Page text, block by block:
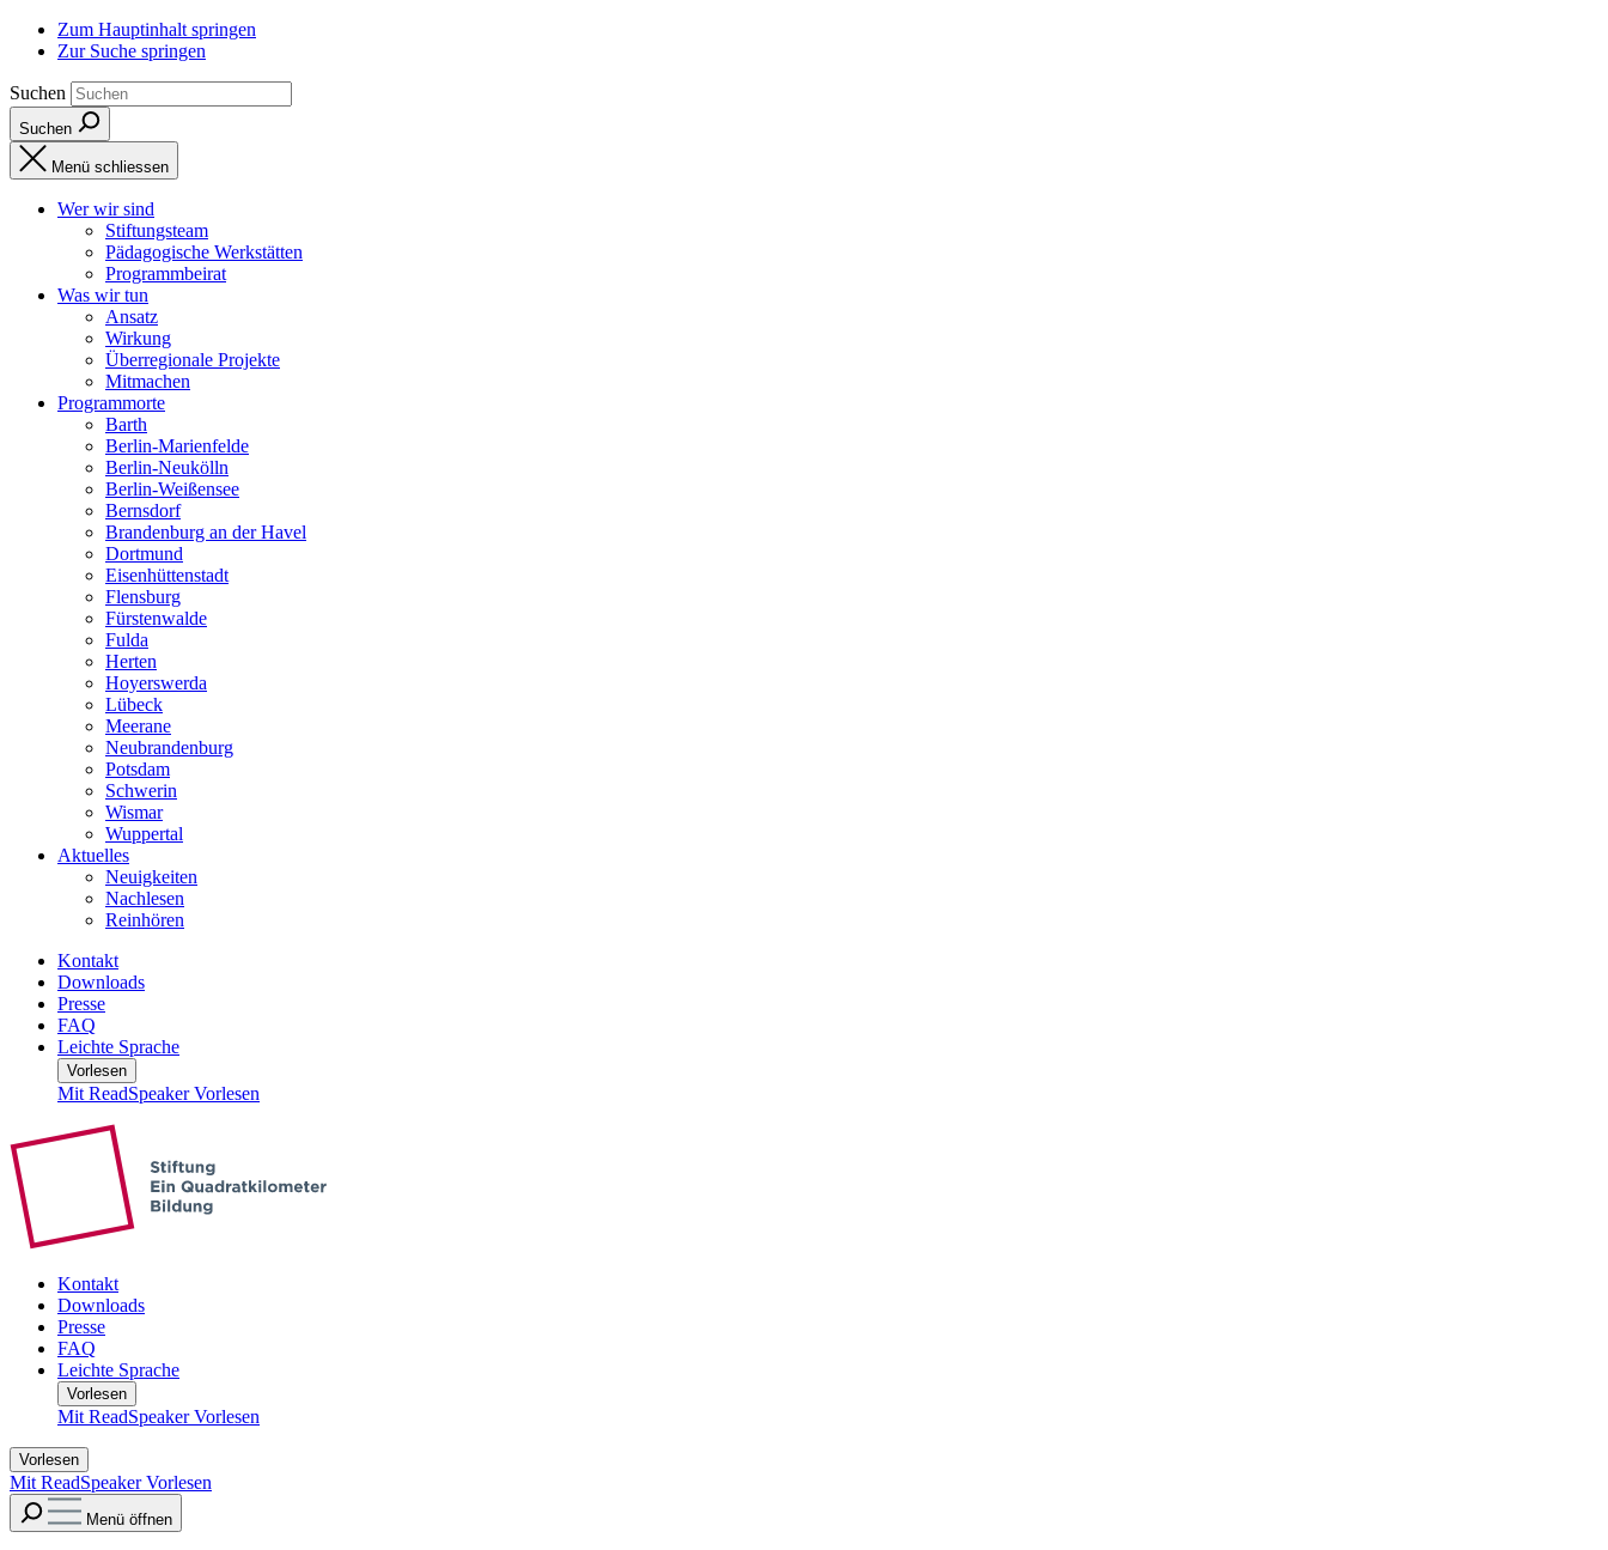
Zum Hauptinhalt springen
Zur Suche springen
Suchen
Suchen
Menü schliessen
Wer wir sind
Stiftungsteam
Pädagogische Werkstätten
Programmbeirat
Was wir tun
Ansatz
Wirkung
Überregionale Projekte
Mitmachen
Programmorte
Barth
Berlin-Marienfelde
Berlin-Neukölln
Berlin-Weißensee
Bernsdorf
Brandenburg an der Havel
Dortmund
Eisenhüttenstadt
Flensburg
Fürstenwalde
Fulda
Herten
Hoyerswerda
Lübeck
Meerane
Neubrandenburg
Potsdam
Schwerin
Wismar
Wuppertal
Aktuelles
Neuigkeiten
Nachlesen
Reinhören
Kontakt
Downloads
Presse
FAQ
Leichte Sprache
Vorlesen
Mit ReadSpeaker Vorlesen
Kontakt
Downloads
Presse
FAQ
Leichte Sprache
Vorlesen
Mit ReadSpeaker Vorlesen
Vorlesen
Mit ReadSpeaker Vorlesen
Menü öffnen